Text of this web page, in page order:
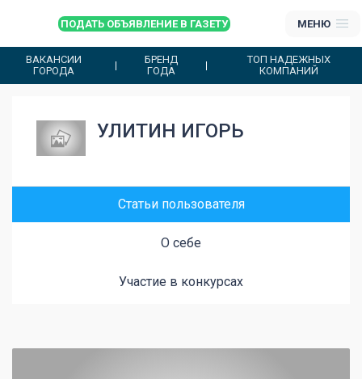
ПОДАТЬ ОБЪЯВЛЕНИЕ В ГАЗЕТУ МЕНЮ
ВАКАНСИИ
ГОРОДА
БРЕНД
ГОДА
ТОП НАДЕЖНЫХ
КОМПАНИЙ
УЛИТИН ИГОРЬ
Статьи пользователя
О себе
Участие в конкурсах